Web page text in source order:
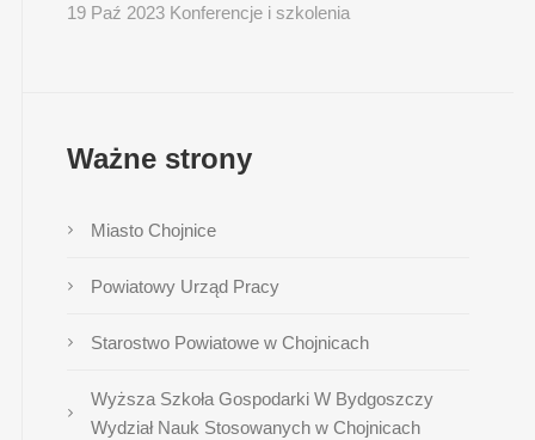
19 Paź 2023 Konferencje i szkolenia
Ważne strony
Miasto Chojnice
Powiatowy Urząd Pracy
Starostwo Powiatowe w Chojnicach
Wyższa Szkoła Gospodarki W Bydgoszczy
Wydział Nauk Stosowanych w Chojnicach